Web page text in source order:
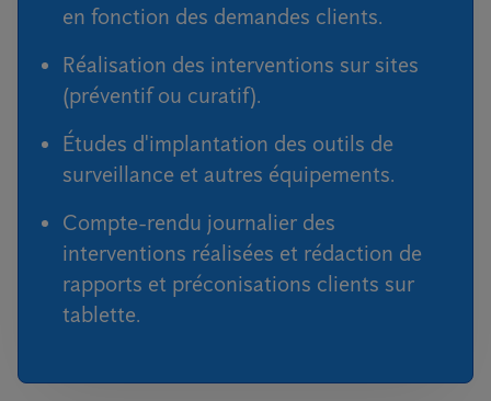
en fonction des demandes clients.
Réalisation des interventions sur sites
(préventif ou curatif).
Études d'implantation des outils de
surveillance et autres équipements.
Compte-rendu journalier des
interventions réalisées et rédaction de
rapports et préconisations clients sur
tablette.